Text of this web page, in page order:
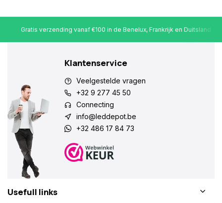
Gratis verzending vanaf €100 in de Benelux, Frankrijk en Duitsland
Klantenservice
Veelgestelde vragen
+32 9 277 45 50
Connecting
info@leddepot.be
+32 486 17 84 73
Usefull links